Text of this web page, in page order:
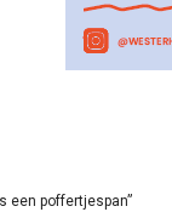
een poffertjespan”